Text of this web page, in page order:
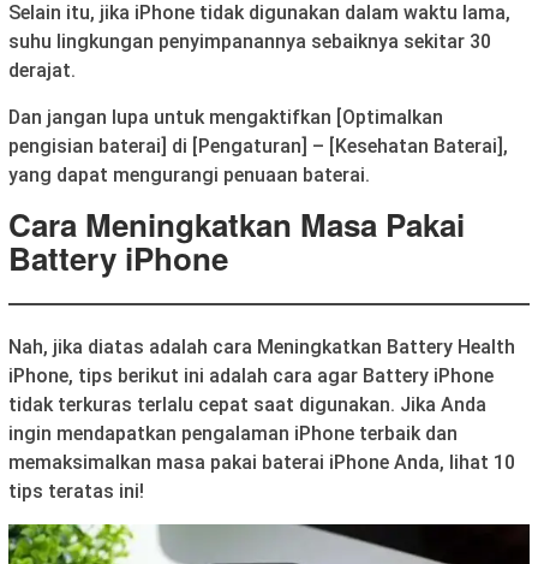
Selain itu, jika iPhone tidak digunakan dalam waktu lama,
suhu lingkungan penyimpanannya sebaiknya sekitar 30
derajat.
Dan jangan lupa untuk mengaktifkan [Optimalkan
pengisian baterai] di [Pengaturan] – [Kesehatan Baterai],
yang dapat mengurangi penuaan baterai.
Cara Meningkatkan Masa Pakai
Battery iPhone
Nah, jika diatas adalah cara Meningkatkan Battery Health
iPhone, tips berikut ini adalah cara agar Battery iPhone
tidak terkuras terlalu cepat saat digunakan. Jika Anda
ingin mendapatkan pengalaman iPhone terbaik dan
memaksimalkan masa pakai baterai iPhone Anda, lihat 10
tips teratas ini!